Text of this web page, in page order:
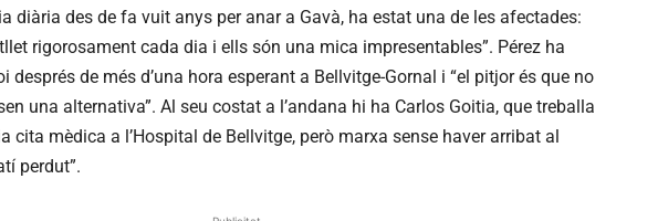
diària des de fa vuit anys per anar a Gavà, ha estat una de les afectades:
rigorosament cada dia i ells són una mica impresentables”. Pérez ha
després de més d’una hora esperant a Bellvitge-Gornal i “el pitjor és que no
una alternativa”. Al seu costat a l’andana hi ha Carlos Goitia, que treballa
cita mèdica a l’Hospital de Bellvitge, però marxa sense haver arribat al
perdut”.